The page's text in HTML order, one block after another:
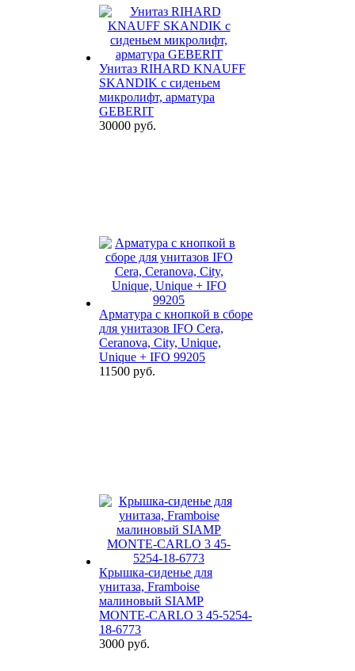
Унитаз RIHARD KNAUFF
SKANDIK с сиденьем
микролифт, арматура
GEBERIT
30000 руб.
Арматура с кнопкой в сборе
для унитазов IFO Cera,
Ceranova, City, Unique,
Unique + IFO 99205
11500 руб.
Крышка-сиденье для
унитаза, Framboise
малиновый SIAMP
MONTE-CARLO 3 45-5254-
18-6773
3000 руб.